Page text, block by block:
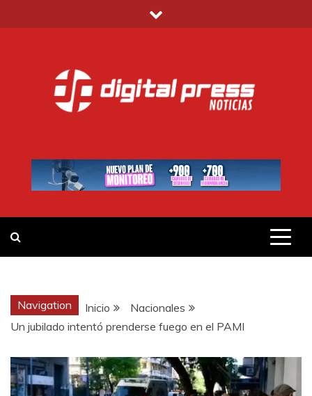
al
DIGITAL PRESS
Navigation Inicio
Nacionales
Un jubilado intentó prenderse fuego en el PAMI